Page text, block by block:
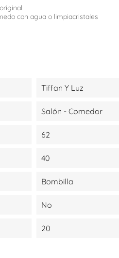
con agua o limpiacristales
Tiffan Y Luz
Salón - Comedor
62
40
Bombilla
No
20